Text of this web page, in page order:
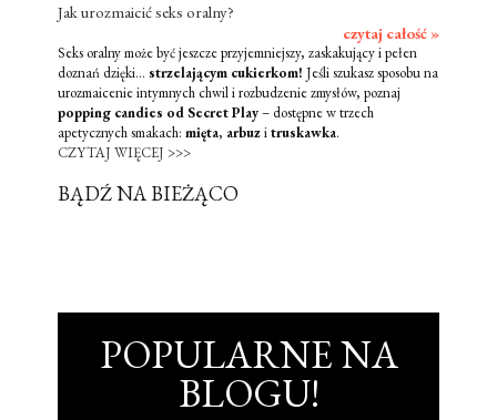
Jak urozmaicić seks oralny?
czytaj całość »
Seks oralny może być jeszcze przyjemniejszy, zaskakujący i pełen
doznań dzięki... strzelającym cukierkom! Jeśli szukasz sposobu na
urozmaicenie intymnych chwil i rozbudzenie zmysłów, poznaj
popping candies od Secret Play– dostępne w trzech
apetycznych smakach: mięta, arbuzitruskawka.
CZYTAJ WIĘCEJ >>>
BĄDŹ NA BIEŻĄCO
POPULARNE NA
BLOGU!